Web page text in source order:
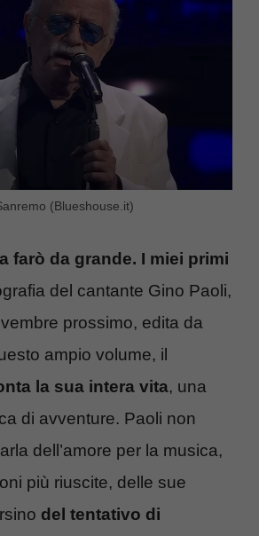
(Blueshouse.it)
farò da grande. I miei primi
del cantante Gino Paoli,
prossimo, edita da
ampio volume, il
la sua intera vita, una
di avventure. Paoli non
dell’amore per la musica,
più riuscite, delle sue
del tentativo di